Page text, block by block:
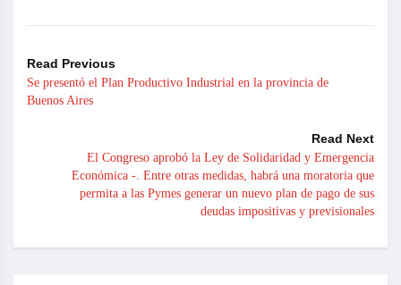
Read Previous
Se presentó el Plan Productivo Industrial en la provincia de
Buenos Aires
Read Next
El Congreso aprobó la Ley de Solidaridad y Emergencia
Económica -. Entre otras medidas, habrá una moratoria que
permita a las Pymes generar un nuevo plan de pago de sus
deudas impositivas y previsionales